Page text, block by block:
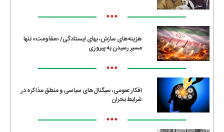
•••
هزینه‌های سازش، بهای ایستادگی/ «مقاومت» تنها
مسیرِ رسیدن به پیروزی
•••
افکار عمومی، سیگنال‌های سیاسی و منطق مذاکره در
شرایط بحران
•••